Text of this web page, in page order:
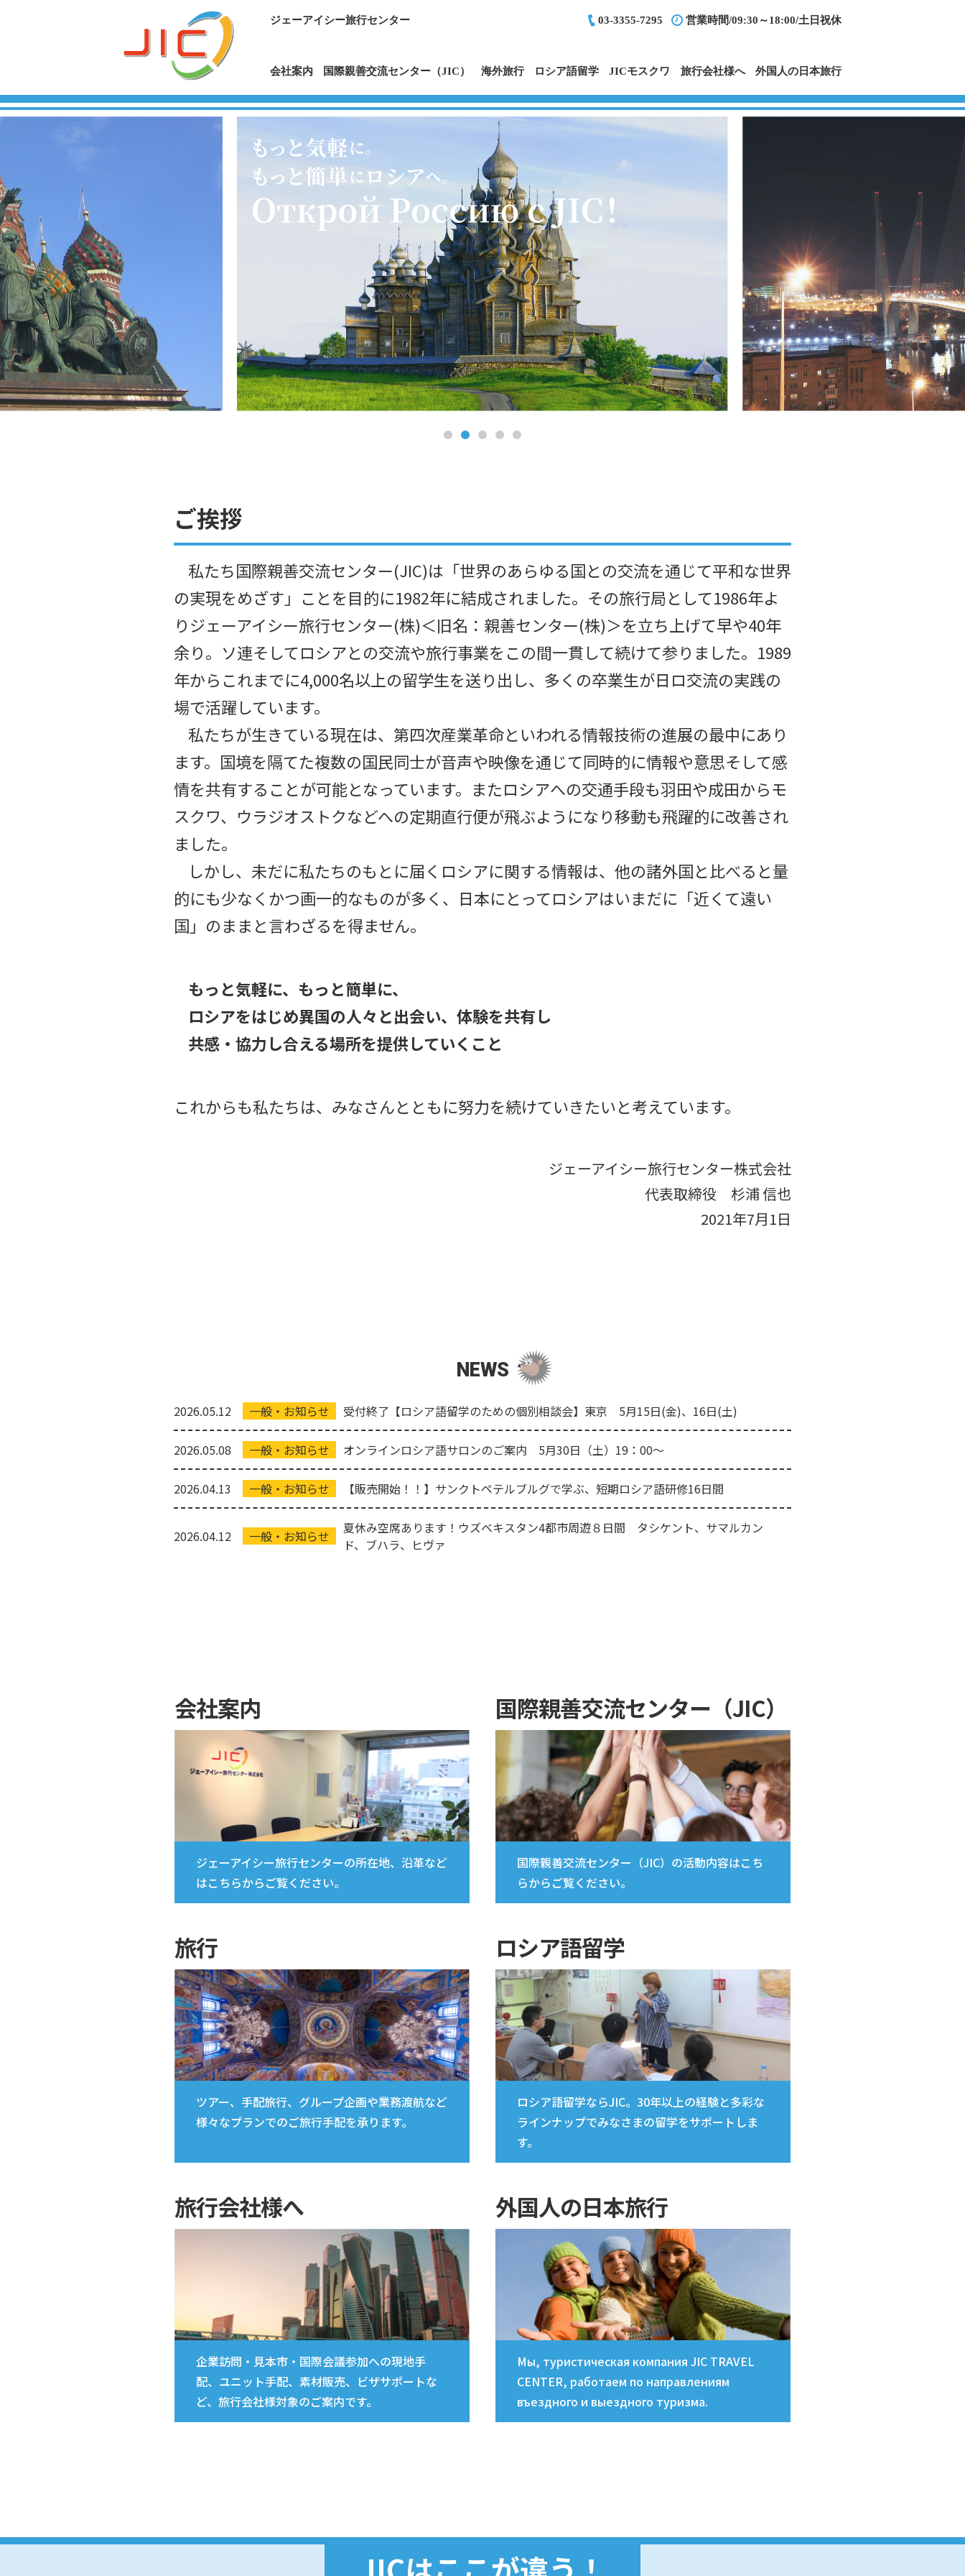
ジェーアイシー旅行センター 03-3355-7295 営業時間/09:30～18:00/土日祝休
会社案内 国際親善交流センター（JIC） 海外旅行 ロシア語留学 JICモスクワ 旅行会社様へ 外国人の日本旅行
ご挨拶
私たち国際親善交流センター(JIC)は「世界のあらゆる国との交流を通じて平和な世界
の実現をめざす」ことを目的に1982年に結成されました。その旅行局として1986年よ
りジェーアイシー旅行センター(株)＜旧名：親善センター(株)＞を立ち上げて早や40年
余り。ソ連そしてロシアとの交流や旅行事業をこの間一貫して続けて参りました。1989
年からこれまでに4,000名以上の留学生を送り出し、多くの卒業生が日ロ交流の実践の
場で活躍しています。
私たちが生きている現在は、第四次産業革命といわれる情報技術の進展の最中にあり
ます。国境を隔てた複数の国民同士が音声や映像を通じて同時的に情報や意思そして感
情を共有することが可能となっています。またロシアへの交通手段も羽田や成田からモ
スクワ、ウラジオストクなどへの定期直行便が飛ぶようになり移動も飛躍的に改善され
ました。
しかし、未だに私たちのもとに届くロシアに関する情報は、他の諸外国と比べると量
的にも少なくかつ画一的なものが多く、日本にとってロシアはいまだに「近くて遠い
国」のままと言わざるを得ません。
もっと気軽に、もっと簡単に、
ロシアをはじめ異国の人々と出会い、 体験を共有し
共感・協力し合える場所を提供していくこと
これからも私たちは、みなさんとともに努力を続けていきたいと考えています。
ジェーアイシー旅行センター株式会社
代表取締役 杉浦 信也
2021年7月1日
NEWS
2026.05.12 一般・お知らせ 受付終了【ロシア語留学のための個別相談会】東京 5月15日(金)、16日(土)
2026.05.08 一般・お知らせ オンラインロシア語サロンのご案内 5月30日（土）19：00～
2026.04.13 一般・お知らせ 【販売開始！！】サンクトペテルブルグで学ぶ、短期ロシア語研修16日間
2026.04.12 一般・お知らせ
夏休み空席あります！ウズベキスタン4都市周遊８日間 タシケント、サマルカン
ド、ブハラ、ヒヴァ
会社案内
ジェーアイシー旅行センターの所在地、沿革など
はこちらからご覧ください。
国際親善交流センター（JIC）
国際親善交流センター（JIC）の活動内容はこち
らからご覧ください。
旅行
ツアー、手配旅行、グループ企画や業務渡航など
様々なプランでのご旅行手配を承ります。
ロシア語留学
ロシア語留学ならJIC。30年以上の経験と多彩な
ラインナップでみなさまの留学をサポートしま
す。
旅行会社様へ
企業訪問・見本市・国際会議参加への現地手
配、ユニット手配、素材販売、ビザサポートな
ど、旅行会社様対象のご案内です。
外国人の日本旅行
Мы, туристическая компания JIC TRAVEL
CENTER, работаем по направлениям
въездного и выездного туризма.